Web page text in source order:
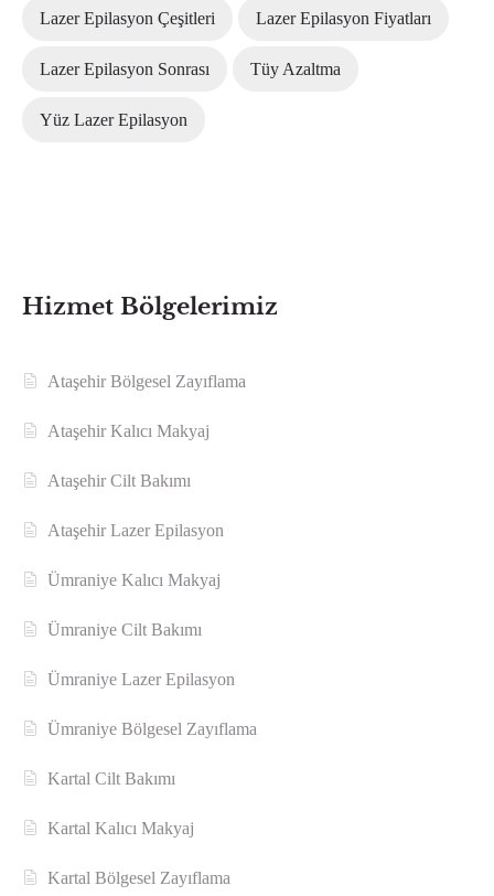
Lazer Epilasyon Çeşitleri Lazer Epilasyon Fiyatları
Lazer Epilasyon Sonrası Tüy Azaltma
Yüz Lazer Epilasyon
Hizmet Bölgelerimiz
Ataşehir Bölgesel Zayıflama
Ataşehir Kalıcı Makyaj
Ataşehir Cilt Bakımı
Ataşehir Lazer Epilasyon
Ümraniye Kalıcı Makyaj
Ümraniye Cilt Bakımı
Ümraniye Lazer Epilasyon
Ümraniye Bölgesel Zayıflama
Kartal Cilt Bakımı
Kartal Kalıcı Makyaj
Kartal Bölgesel Zayıflama